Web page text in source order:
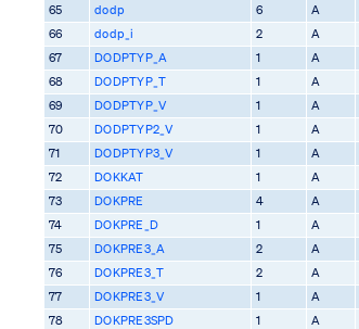
65
dodp 6 A
66
dodp_i 2 A
67
DODPTYP_A 1 A
68
DODPTYP_T 1 A
69
DODPTYP_V 1 A
70
DODPTYP2_V 1 A
71
DODPTYP3_V 1 A
72
DOKKAT 1 A
73
DOKPRE 4 A
74
DOKPRE_D 1 A
75
DOKPRE3_A 2 A
76
DOKPRE3_T 2 A
77
DOKPRE3_V 1 A
78
DOKPRE3SPD 1 A